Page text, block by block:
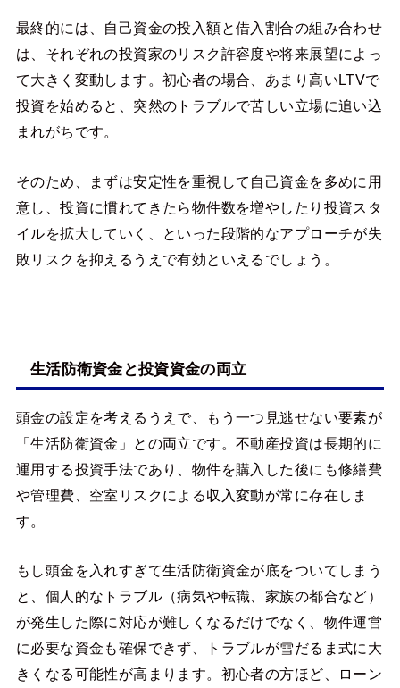
最終的には、自己資金の投入額と借入割合の組み合わせ
は、それぞれの投資家のリスク許容度や将来展望によっ
て大きく変動します。初心者の場合、あまり高いLTVで
投資を始めると、突然のトラブルで苦しい立場に追い込
まれがちです。
そのため、まずは安定性を重視して自己資金を多めに用
意し、投資に慣れてきたら物件数を増やしたり投資スタ
イルを拡大していく、といった段階的なアプローチが失
敗リスクを抑えるうえで有効といえるでしょう。
生活防衛資金と投資資金の両立
頭金の設定を考えるうえで、もう一つ見逃せない要素が
「生活防衛資金」との両立です。不動産投資は長期的に
運用する投資手法であり、物件を購入した後にも修繕費
や管理費、空室リスクによる収入変動が常に存在しま
す。
もし頭金を入れすぎて生活防衛資金が底をついてしまう
と、個人的なトラブル（病気や転職、家族の都合など）
が発生した際に対応が難しくなるだけでなく、物件運営
に必要な資金も確保できず、トラブルが雪だるま式に大
きくなる可能性が高まります。初心者の方ほど、ローン